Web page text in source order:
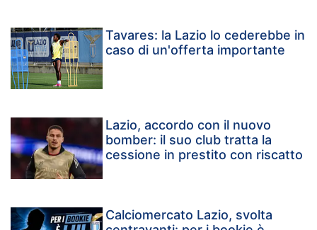
Tavares: la Lazio lo cederebbe in
caso di un'offerta importante
Lazio, accordo con il nuovo
bomber: il suo club tratta la
cessione in prestito con riscatto
Calciomercato Lazio, svolta